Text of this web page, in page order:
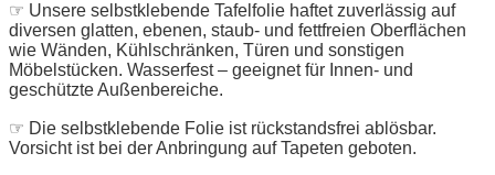
☞ Unsere selbstklebende Tafelfolie haftet zuverlässig auf
diversen glatten, ebenen, staub- und fettfreien Oberflächen
wie Wänden, Kühlschränken, Türen und sonstigen
Möbelstücken. Wasserfest – geeignet für Innen- und
geschützte Außenbereiche.
☞ Die selbstklebende Folie ist rückstandsfrei ablösbar.
Vorsicht ist bei der Anbringung auf Tapeten geboten.